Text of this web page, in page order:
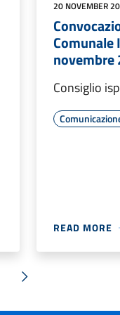
20 NOVEMBER
novembre
Consiglio
READ MORE
Next »